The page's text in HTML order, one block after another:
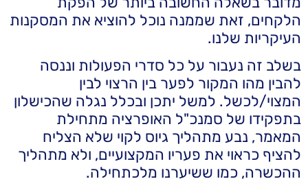
הלקחים, זאת שממנה נוכל להוציא את המסקנות
העיקריות שלנו.
בשלב זה נעבור על כל סדרי הפעולות וננסה
להבין מהו המקור לפער בין הרצוי לבין
המצוי/לכשל. למשל יתכן ובכלל נגלה שהכישלון
בתפקידו של סמנכ"ל האופרציה מתחילת
המאמר, נבע מתהליך גיוס לקוי שלא הצליח
להציף כראוי את פעריו המקצועיים, ולא מתהליך
ההכשרה, כמו ששיערנו מלכתחילה.